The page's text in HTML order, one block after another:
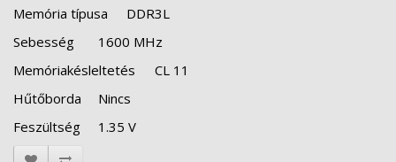
Memória típusa
DDR3L
Sebesség
1600 MHz
Memóriakésleltetés
CL 11
Hűtőborda
Nincs
Feszültség
1.35 V